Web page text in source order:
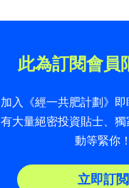
此為訂閱會員
加入《經一共肥計劃》
有大量絕密投資貼士、
動等緊你！
立即訂閲